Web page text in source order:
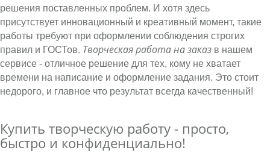
решения поставленных проблем. И хотя здесь
присутствует инновационный и креативный момент, такие
работы требуют при оформлении соблюдения строгих
правил и ГОСТов. Творческая работа на заказ в нашем
сервисе - отличное решение для тех, кому не хватает
времени на написание и оформление задания. Это стоит
недорого, и главное что результат всегда качественный!
Купить творческую работу - просто,
быстро и конфиденциально!